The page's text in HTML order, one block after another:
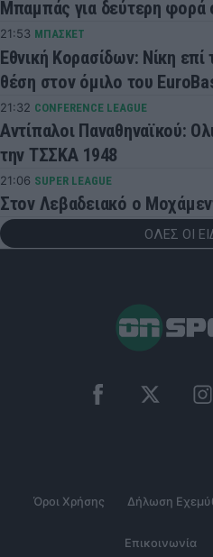
Μπαμπάς για δεύτερη φορά
21:53 ΜΠΑΣΚΕΤ
Εθνική Κορασίδων: Νίκη
θέση στον όμιλο του
21:32 CONFERENCE LEAGUE
Αντίπαλοι Παναθηναϊκού:
την ΤΣΣΚΑ 1948
21:06 SUPER LEAGUE
Στον Λεβαδειακό ο
ΟΛΕΣ ΟΙ
Όροι Χρήσης Δήλωση
Επικοινωνία